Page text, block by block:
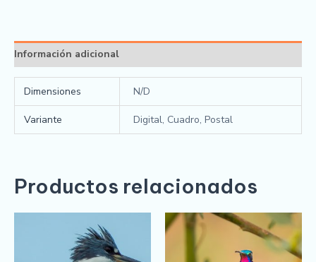
Información adicional
Dimensiones N/D
Variante Digital, Cuadro, Postal
Productos relacionados